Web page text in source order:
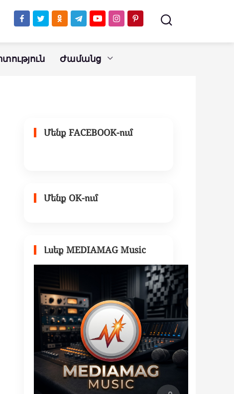
Ժամանց
Մենք FACEBOOK-ում
Մենք OK-ում
Լսեք MEDIAMAG Music